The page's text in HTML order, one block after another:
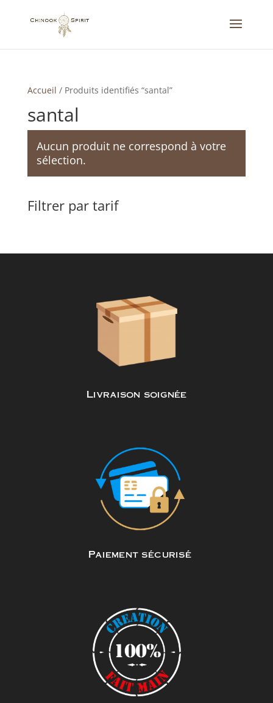
Accueil / Produits identifiés “santal”
santal
Aucun produit ne correspond à votre
sélection.
Filtrer par tarif
Livraison soignée
Paiement sécurisé